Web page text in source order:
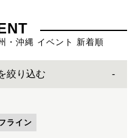
・沖縄 イベント 新着順
絞り込む
ライン